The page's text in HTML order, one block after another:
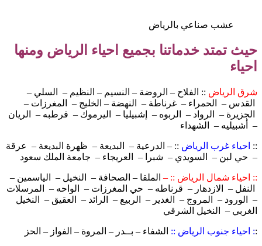
عشب صناعي بالرياض
حيث تمتد خدماتنا بجميع احياء الرياض ومنها
احياء
شرق الرياض :: الفلاح – الروضة – النسيم – النظيم – السلي –
القدس – الحمراء – غرناطة – النهضة – الخليج – المغرزات –
الجزيرة – الرواد – الربوه – إشبيليا – اليرموك – قرطبه – الريان
– أشبيليه – الشهداء
:: احياء غرب الرياض :: – الدرعية – البديعة – ظهرة البديعة – عرقة
– حي لبن – السويدي – شبرا – العريجاء – جامعة الملك سعود
:: احياء شمال الرياض :: – الملقا – الصحافة – النخيل – الياسمين –
النفل – الازدهار – قرناطه – حي المغرزات – الواحه – المرسلات
– الورود – المروج – الغدير – الربيع – الرائد – العقيق – النخيل
الغربي – النخيل الشرقي
:: احياء جنوب الرياض :: الشفاء – بــدر – المروة – الفواز – الحز